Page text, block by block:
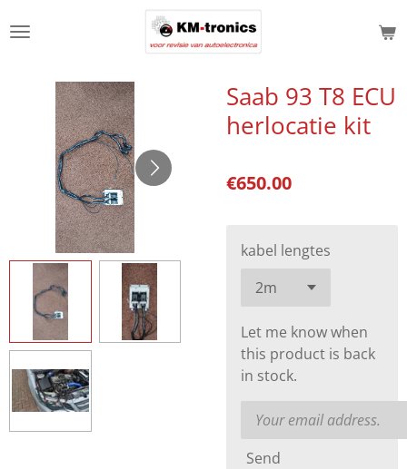
to
content
Saab 93 T8 ECU
herlocatie kit
€650.00
kabel lengtes
Let me know when
this product is back
in stock.
Send